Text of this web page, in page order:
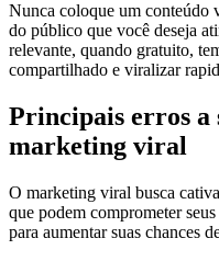
Nunca coloque um conteúdo
do público que você deseja
relevante, quando gratuito,
compartilhado e viralizar
Principais erros a
marketing viral
O marketing viral busca
que podem comprometer
para aumentar suas chances